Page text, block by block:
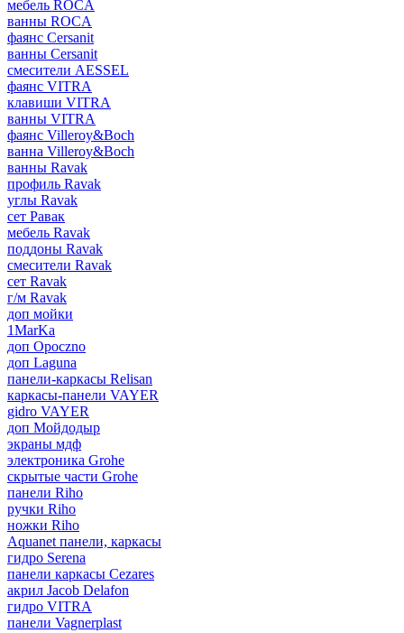
мебель ROCA
ванны ROCA
фаянс Cersanit
ванны Cersanit
смесители AESSEL
фаянс VITRA
клавиши VITRA
ванны VITRA
фаянс Villeroy&Boch
ванна Villeroy&Boch
ванны Ravak
профиль Ravak
углы Ravak
сет Равак
мебель Ravak
поддоны Ravak
смесители Ravak
сет Ravak
г/м Ravak
доп мойки
1MarKa
доп Opoczno
доп Laguna
панели-каркасы Relisan
каркасы-панели VAYER
gidro VAYER
доп Мойдодыр
экраны мдф
электроника Grohe
скрытые части Grohe
панели Riho
ручки Riho
ножки Riho
Aquanet панели, каркасы
гидро Serena
панели каркасы Cezares
акрил Jacob Delafon
гидро VITRA
панели Vagnerplast